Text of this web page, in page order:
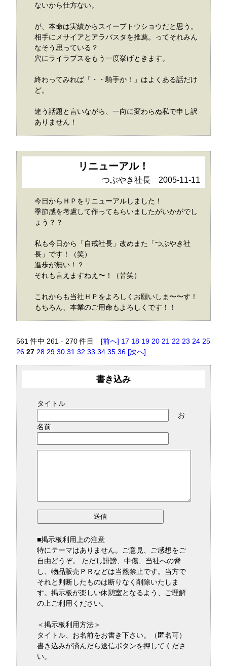
ないから仕方ない。
が、本命は実績からスイープトウショウだと思う。
相手にメサイアとアラバスタを推薦。ってそれみん
なそう思っている？
穴にライラプスをもう一度挙げときます。
終わってみれば「・・騎手か！」はよくある話だけ
ど。
違う話題と言いながら、一向に変わらぬ私で申し訳
ありません！
リニューアル！
つぶやき社長 2005-11-11
今日からＨＰをリニューアルしました！
季節感を考慮して作ってもらいましたがいかがでし
ょう？？
私も今日から「自戒社長」改めまた「つぶやき社
長」です！（笑）
進歩が無い！？
それも言えますねえ〜！（苦笑）
これからも当社ＨＰをよろしくお願いしま〜〜す！
もちろん、本業のご用命もよろしくです！！
561 件中 261 - 270 件目 [前へ] 17 18 19 20 21 22 23 24 25
26 27 28 29 30 31 32 33 34 35 36 [次へ]
書き込み
タイトル
お
名前
■掲示板利用上の注意
特にテーマはありません。ご意見、ご感想をご
自由どうぞ。 ただし誹謗、中傷、当社への脅
し、物品販売ＰＲなどは当然禁止です。当方で
それと判断したものは断りなく削除いたしま
す。掲示板が楽しい休憩室となるよう、ご理解
の上ご利用ください。
＜掲示板利用方法＞
タイトル、お名前をお書き下さい。（匿名可）
書き込みが済んだら送信ボタンを押してくださ
い。